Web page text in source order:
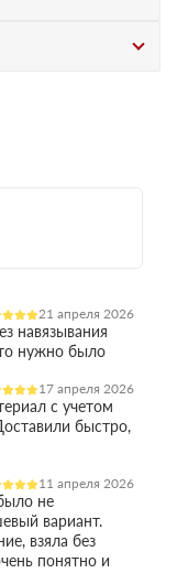
21 апреля 2026
навязывания
нужно было
17 апреля 2026
с учетом
быстро,
11 апреля 2026
не
вариант.
взяла без
понятно и